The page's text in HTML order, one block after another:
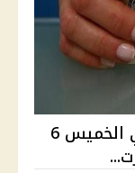
سعر الدولار مقابل الجنيه المصري الخميس 6